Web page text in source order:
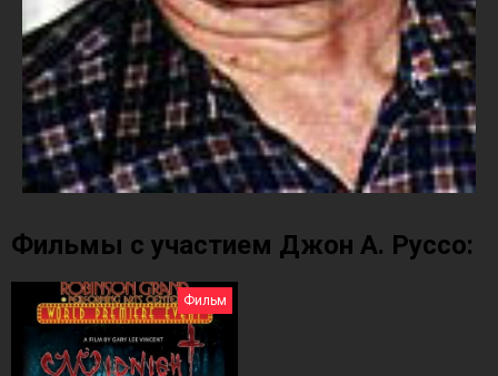
Фильмы с участием Джон А. Руссо:
Фильм